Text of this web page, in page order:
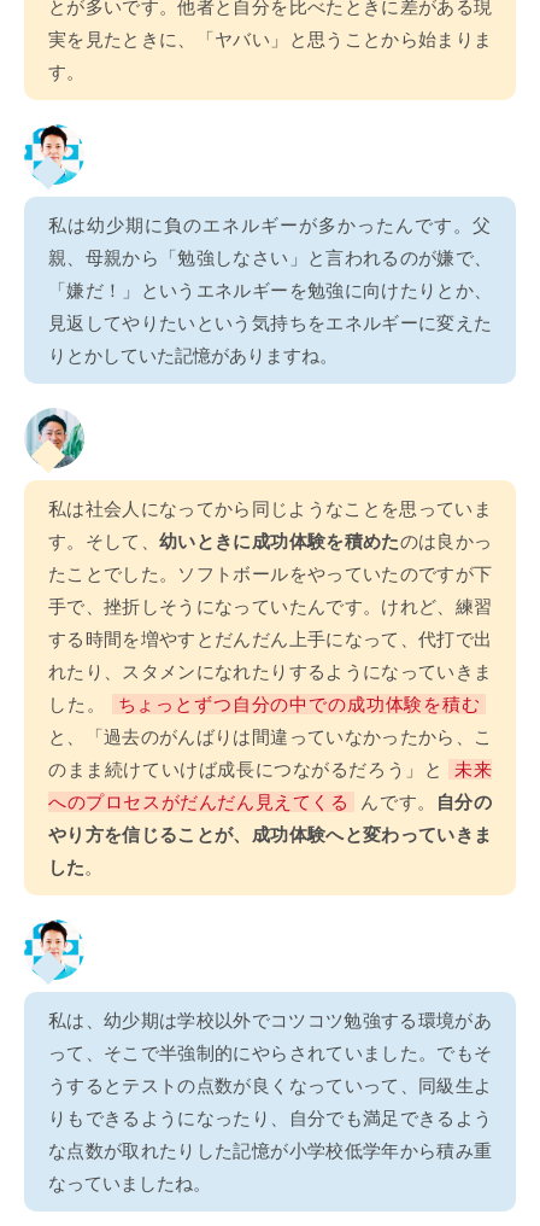
とが多いです。他者と自分を比べたときに差がある現
実を見たときに、「ヤバい」と思うことから始まりま
す。
私は幼少期に負のエネルギーが多かったんです。父
親、母親から「勉強しなさい」と言われるのが嫌で、
「嫌だ！」というエネルギーを勉強に向けたりとか、
見返してやりたいという気持ちをエネルギーに変えた
りとかしていた記憶がありますね。
私は社会人になってから同じようなことを思っていま
す。そして、幼いときに成功体験を積めたのは良かっ
たことでした。ソフトボールをやっていたのですが下
手で、挫折しそうになっていたんです。けれど、練習
する時間を増やすとだんだん上手になって、代打で出
れたり、スタメンになれたりするようになっていきま
した。
ちょっとずつ自分の中での成功体験を積む
と、「過去のがんばりは間違っていなかったから、こ
のまま続けていけば成長につながるだろう」と
未来
へのプロセスがだんだん見えてくる
んです。
自分の
やり方を信じることが、成功体験へと変わっていきま
した。
私は、幼少期は学校以外でコツコツ勉強する環境があ
って、そこで半強制的にやらされていました。でもそ
うするとテストの点数が良くなっていって、同級生よ
りもできるようになったり、自分でも満足できるよう
な点数が取れたりした記憶が小学校低学年から積み重
なっていましたね。